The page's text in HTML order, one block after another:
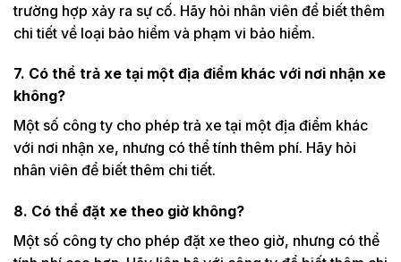
trường hợp xảy ra sự cố. Hãy hỏi nhân viên để biết thêm
chi tiết về loại bảo hiểm và phạm vi bảo hiểm.
7. Có thể trả xe tại một địa điểm khác với nơi nhận xe
không?
Một số công ty cho phép trả xe tại một địa điểm khác
với nơi nhận xe, nhưng có thể tính thêm phí. Hãy hỏi
nhân viên để biết thêm chi tiết.
8. Có thể đặt xe theo giờ không?
Một số công ty cho phép đặt xe theo giờ, nhưng có thể